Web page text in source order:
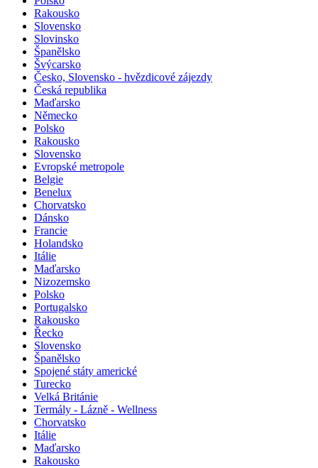
Polsko
Rakousko
Slovensko
Slovinsko
Španělsko
Švýcarsko
Česko, Slovensko - hvězdicové zájezdy
Česká republika
Maďarsko
Německo
Polsko
Rakousko
Slovensko
Evropské metropole
Belgie
Benelux
Chorvatsko
Dánsko
Francie
Holandsko
Itálie
Maďarsko
Nizozemsko
Polsko
Portugalsko
Rakousko
Řecko
Slovensko
Španělsko
Spojené státy americké
Turecko
Velká Británie
Termály - Lázně - Wellness
Chorvatsko
Itálie
Maďarsko